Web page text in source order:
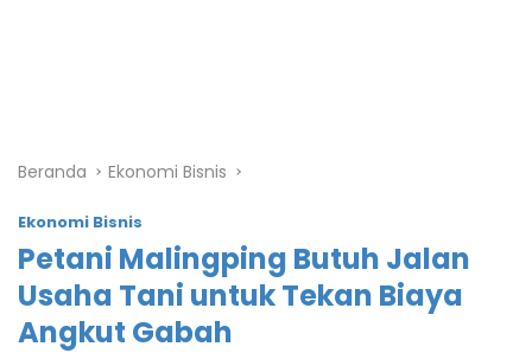
Beranda Ekonomi Bisnis
Ekonomi Bisnis
Petani Malingping Butuh Jalan
Usaha Tani untuk Tekan Biaya
Angkut Gabah